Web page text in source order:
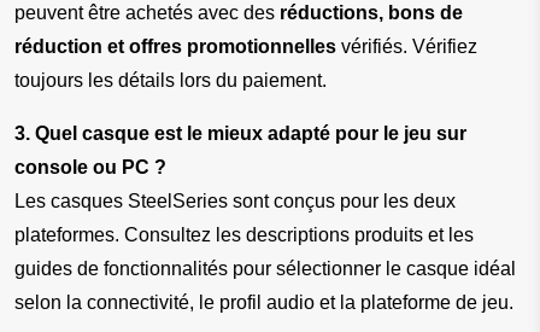
peuvent être achetés avec des réductions, bons de
réduction et offres promotionnelles vérifiés. Vérifiez
toujours les détails lors du paiement.
3. Quel casque est le mieux adapté pour le jeu sur
console ou PC ?
Les casques SteelSeries sont conçus pour les deux
plateformes. Consultez les descriptions produits et les
guides de fonctionnalités pour sélectionner le casque idéal
selon la connectivité, le profil audio et la plateforme de jeu.